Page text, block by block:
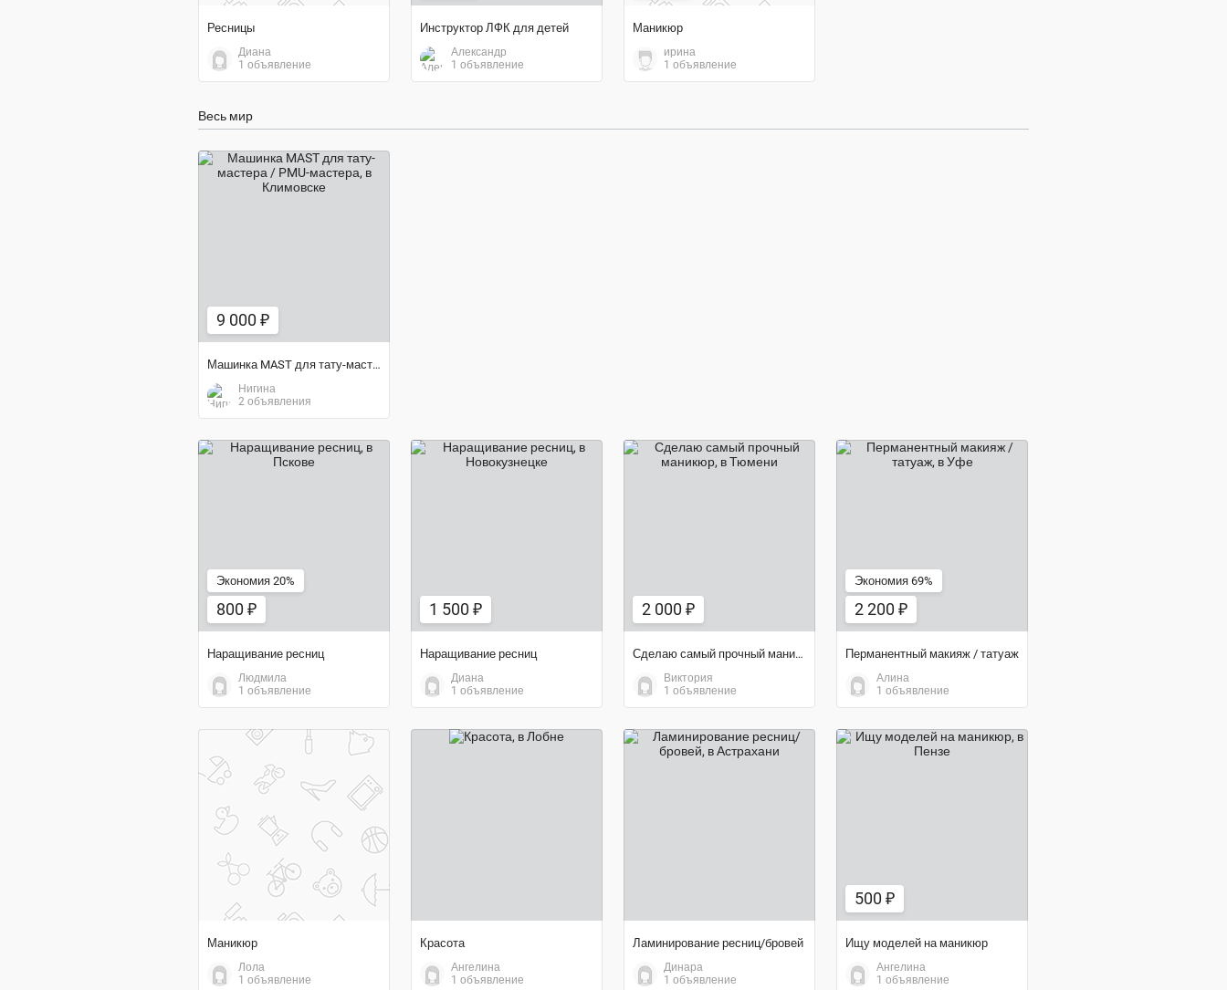
Ресницы
Диана
1 объявление
Инструктор ЛФК для детей
Александр
1 объявление
Маникюр
ирина
1 объявление
Весь мир
9 000 ₽
Машинка MAST для тату-мастера / PMU-мастера
Нигина
2 объявления
Экономия 20%
800 ₽
Наращивание ресниц
Людмила
1 объявление
1 500 ₽
Наращивание ресниц
Диана
1 объявление
2 000 ₽
Сделаю самый прочный маникюр
Виктория
1 объявление
Экономия 69%
2 200 ₽
Перманентный макияж / татуаж
Алина
1 объявление
Маникюр
Лола
1 объявление
договорная цена
Красота
Ангелина
1 объявление
Ламинирование ресниц/бровей
Динара
1 объявление
500 ₽
Ищу моделей на маникюр
Ангелина
1 объявление